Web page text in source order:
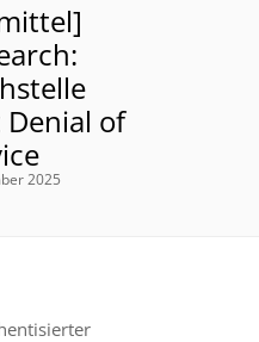
of
2025